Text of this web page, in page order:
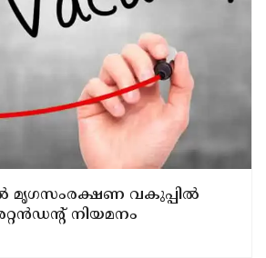
മൃഗസംരക്ഷണ വകുപ്പിൽ
നിയമനം